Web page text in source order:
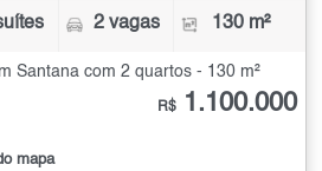
2 vagas 130 m²
Santana com 2 quartos - 130 m²
mapa
R$ 1.100.000